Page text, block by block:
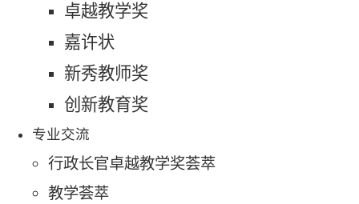
卓越教学奖
嘉许状
新秀教师奖
创新教育奖
专业交流
行政长官卓越教学奖荟萃
教学荟萃